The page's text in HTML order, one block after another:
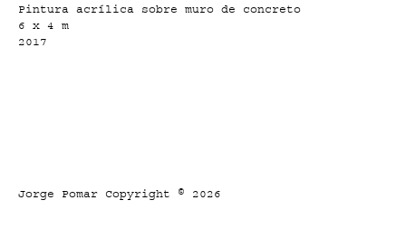
Pintura acrílica sobre muro de concreto
6 x 4 m
2017
Jorge Pomar Copyright © 2026